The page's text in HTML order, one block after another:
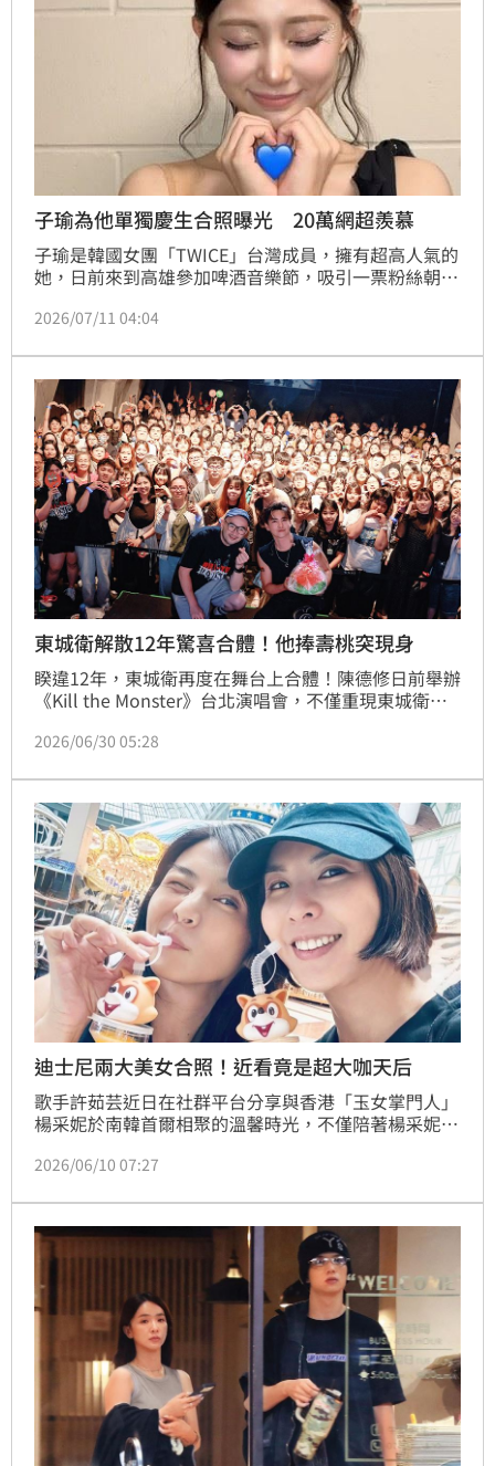
子瑜為他單獨慶生合照曝光 20萬網超羨慕
子瑜是韓國女團「TWICE」台灣成員，擁有超高人氣的
她，日前來到高雄參加啤酒音樂節，吸引一票粉絲朝
慶生的合照流出，讓一票網友感到羨慕。蔡佩伶報導
2026/07/11 04:04
東城衛解散12年驚喜合體！他捧壽桃突現身
睽違12年，東城衛再度在舞台上合體！陳德修日前舉辦
《Kill the Monster》台北演唱會，不僅重現東城衛多
鐙突然捧著大壽桃登台，提前替下個月生日的陳德修慶
憶。
2026/06/30 05:28
迪士尼兩大美女合照！近看竟是超大咖天后
歌手許茹芸近日在社群平台分享與香港「玉女掌門人」
楊采妮於南韓首爾相聚的溫馨時光，不僅陪著楊采妮一
為好友補過生日。兩人相識超過26年，從青春歲月一路
直呼羨慕這段歷久彌新的神仙友情。
2026/06/10 07:27